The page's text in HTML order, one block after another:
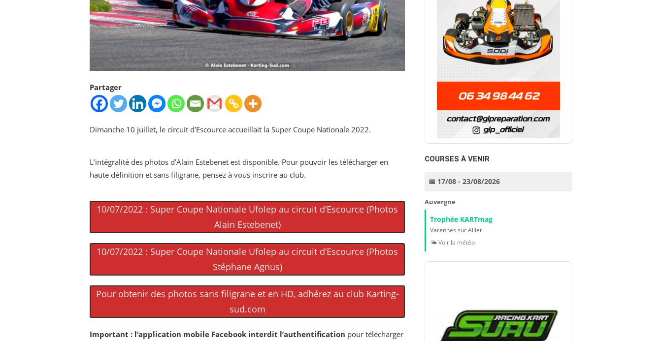
Partager
Dimanche 10 juillet, le circuit d’Escource accueillait la Super Coupe Nationale 2022.
L’intégralité des photos d’Alain Estebenet est disponible. Pour pouvoir les télécharger en
haute définition et sans filigrane, pensez à vous inscrire au club.
10/07/2022 : Super Coupe Nationale Ufolep au circuit d’Escource (Photos
Alain Estebenet)
10/07/2022 : Super Coupe Nationale Ufolep au circuit d’Escource (Photos
Stéphane Agnus)
Pour obtenir des photos sans filigrane et en HD, adhérez au club Karting-
sud.com
Important : l’application mobile Facebook interdit l’authentification pour télécharger
COURSES À VENIR
📅 17/08 - 23/08/2026
Auvergne
Trophée KARTmag
Varennes sur Allier
🌤️ Voir la météo